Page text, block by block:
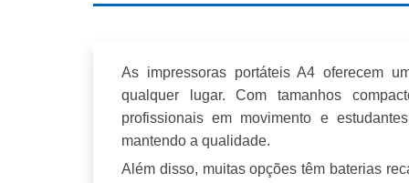
As impressoras portáteis A4 oferecem
qualquer lugar. Com tamanhos
profissionais em movimento e
mantendo a qualidade.
Além disso, muitas opções têm baterias